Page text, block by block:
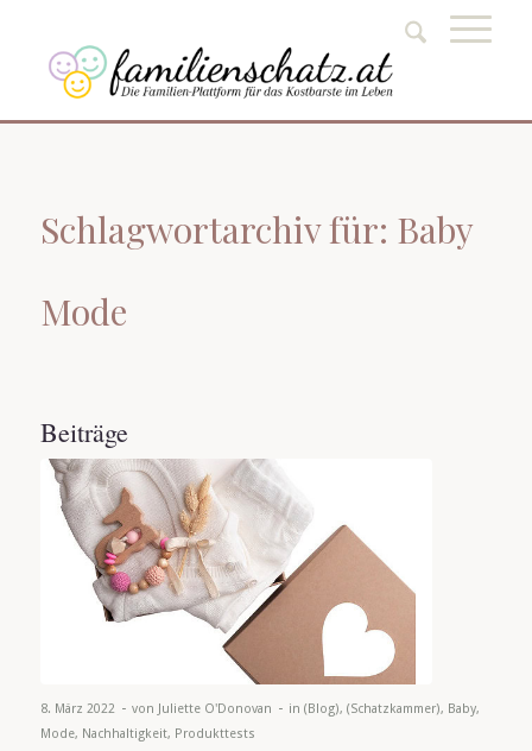
Schlagwortarchiv für: Baby
Mode
Beiträge
8. März 2022 - von Juliette O'Donovan - in (Blog), (Schatzkammer), Baby,
Mode, Nachhaltigkeit, Produkttests